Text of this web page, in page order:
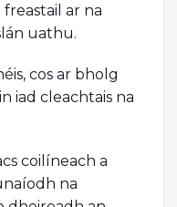
ar na
uathu.
cos ar bholg
iad cleachtais na
coilíneach a
na